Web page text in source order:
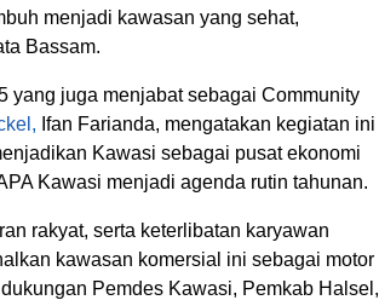
menjadi kawasan yang sehat,
Bassam.
yang juga menjabat sebagai Community
Ifan Farianda, mengatakan kegiatan ini
Kawasi sebagai pusat ekonomi
Kawasi menjadi agenda rutin tahunan.
rakyat, serta keterlibatan karyawan
kawasan komersial ini sebagai motor
Pemdes Kawasi, Pemkab Halsel,